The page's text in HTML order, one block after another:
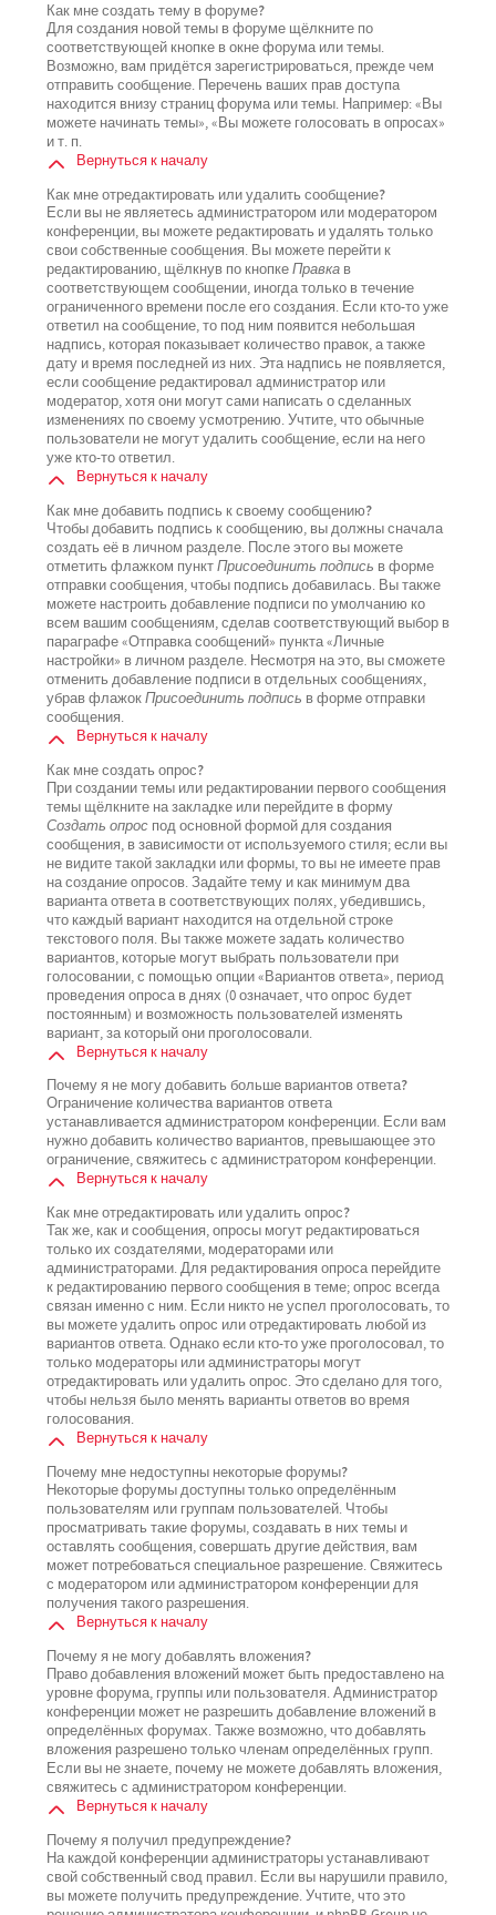
Как мне создать тему в форуме?
Для создания новой темы в форуме щёлкните по
соответствующей кнопке в окне форума или темы.
Возможно, вам придётся зарегистрироваться, прежде чем
отправить сообщение. Перечень ваших прав доступа
находится внизу страниц форума или темы. Например: «Вы
можете начинать темы», «Вы можете голосовать в опросах»
и т. п.
Вернуться к началу
Как мне отредактировать или удалить сообщение?
Если вы не являетесь администратором или модератором
конференции, вы можете редактировать и удалять только
свои собственные сообщения. Вы можете перейти к
редактированию, щёлкнув по кнопкеПравкав
соответствующем сообщении, иногда только в течение
ограниченного времени после его создания. Если кто-то уже
ответил на сообщение, то под ним появится небольшая
надпись, которая показывает количество правок, а также
дату и время последней из них. Эта надпись не появляется,
если сообщение редактировал администратор или
модератор, хотя они могут сами написать о сделанных
изменениях по своему усмотрению. Учтите, что обычные
пользователи не могут удалить сообщение, если на него
уже кто-то ответил.
Вернуться к началу
Как мне добавить подпись к своему сообщению?
Чтобы добавить подпись к сообщению, вы должны сначала
создать её в личном разделе. После этого вы можете
отметить флажком пунктПрисоединить подпись в форме
отправки сообщения, чтобы подпись добавилась. Вы также
можете настроить добавление подписи по умолчанию ко
всем вашим сообщениям, сделав соответствующий выбор в
параграфе «Отправка сообщений» пункта «Личные
настройки» в личном разделе. Несмотря на это, вы сможете
отменить добавление подписи в отдельных сообщениях,
убрав флажокПрисоединить подпись в форме отправки
сообщения.
Вернуться к началу
Как мне создать опрос?
При создании темы или редактировании первого сообщения
темы щёлкните на закладке или перейдите в форму
Создать опроспод основной формой для создания
сообщения, в зависимости от используемого стиля; если вы
не видите такой закладки или формы, то вы не имеете прав
на создание опросов. Задайте тему и как минимум два
варианта ответа в соответствующих полях, убедившись,
что каждый вариант находится на отдельной строке
текстового поля. Вы также можете задать количество
вариантов, которые могут выбрать пользователи при
голосовании, с помощью опции «Вариантов ответа», период
проведения опроса в днях (0 означает, что опрос будет
постоянным) и возможность пользователей изменять
вариант, за который они проголосовали.
Вернуться к началу
Почему я не могу добавить больше вариантов ответа?
Ограничение количества вариантов ответа
устанавливается администратором конференции. Если вам
нужно добавить количество вариантов, превышающее это
ограничение, свяжитесь с администратором конференции.
Вернуться к началу
Как мне отредактировать или удалить опрос?
Так же, как и сообщения, опросы могут редактироваться
только их создателями, модераторами или
администраторами. Для редактирования опроса перейдите
к редактированию первого сообщения в теме; опрос всегда
связан именно с ним. Если никто не успел проголосовать, то
вы можете удалить опрос или отредактировать любой из
вариантов ответа. Однако если кто-то уже проголосовал, то
только модераторы или администраторы могут
отредактировать или удалить опрос. Это сделано для того,
чтобы нельзя было менять варианты ответов во время
голосования.
Вернуться к началу
Почему мне недоступны некоторые форумы?
Некоторые форумы доступны только определённым
пользователям или группам пользователей. Чтобы
просматривать такие форумы, создавать в них темы и
оставлять сообщения, совершать другие действия, вам
может потребоваться специальное разрешение. Свяжитесь
с модератором или администратором конференции для
получения такого разрешения.
Вернуться к началу
Почему я не могу добавлять вложения?
Право добавления вложений может быть предоставлено на
уровне форума, группы или пользователя. Администратор
конференции может не разрешить добавление вложений в
определённых форумах. Также возможно, что добавлять
вложения разрешено только членам определённых групп.
Если вы не знаете, почему не можете добавлять вложения,
свяжитесь с администратором конференции.
Вернуться к началу
Почему я получил предупреждение?
На каждой конференции администраторы устанавливают
свой собственный свод правил. Если вы нарушили правило,
вы можете получить предупреждение. Учтите, что это